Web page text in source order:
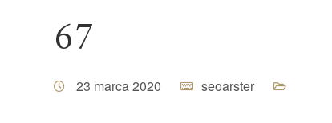
67
23 marca 2020 seoarster